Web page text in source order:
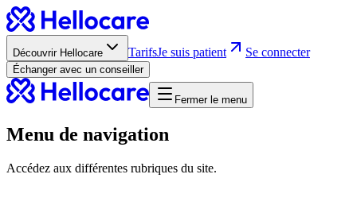
Découvrir Hellocare TarifsJe suis patient Se connecter
Échanger avec un conseiller
Fermer le menu
Menu de navigation
Accédez aux différentes rubriques du site.